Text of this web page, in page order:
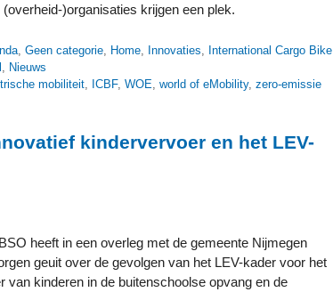
(overheid-)organisaties krijgen een plek.
,Geen categorie, Home, Innovaties, International Cargo Bike
, Nieuws
mobiliteit, ICBF,WOE,world of eMobility,zero-emissie
kindervervoer en het LEV-
heeft in een overleg met de gemeente Nijmegen
geuit over de gevolgen van het LEV-kader voor het
van kinderen in de buitenschoolse opvang en de